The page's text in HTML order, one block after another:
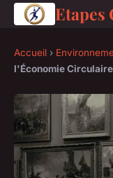
Etapes
Accueil ›
l'Économie